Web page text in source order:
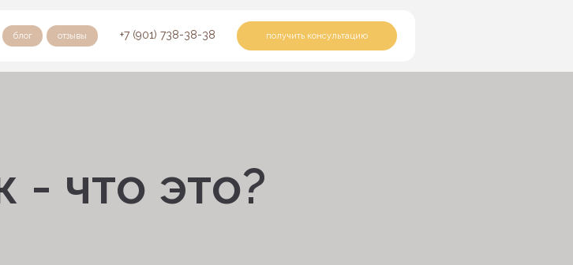
+7 (901) 738-38-38
блог отзывы получить консультацию
что это?